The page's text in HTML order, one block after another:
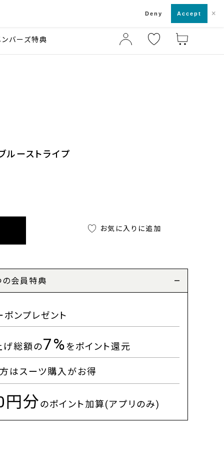
ンバーズ特典
ルーストライプ
お気に入りに追加
の会員特典
ポンプレゼント
げ総額の7%をポイント還元
はスーツ購入がお得
円分のポイント加算(アプリのみ)
Deny Accept ×